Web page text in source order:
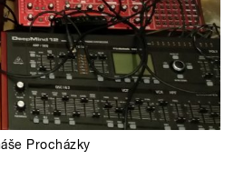
Procházky